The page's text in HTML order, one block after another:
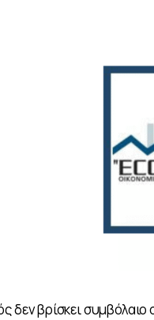
δεν βρίσκει